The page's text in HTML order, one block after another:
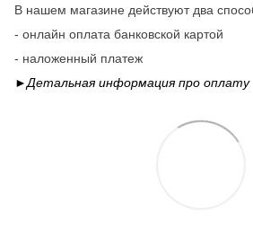
В нашем магазине действуют два
- онлайн оплата банковской картой
- наложенный платеж
►Детальная информация про оплату